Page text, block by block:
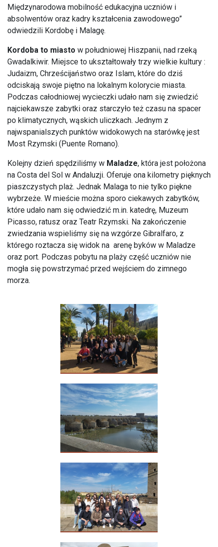
Międzynarodowa mobilność edukacyjna uczniów i
absolwentów oraz kadry kształcenia zawodowego”
odwiedzili Kordobę i Malagę.
Kordoba to miasto w południowej Hiszpanii, nad rzeką
Gwadalkiwir. Miejsce to ukształtowały trzy wielkie kultury :
Judaizm, Chrześcijaństwo oraz Islam, które do dziś
odciskają swoje piętno na lokalnym kolorycie miasta.
Podczas całodniowej wycieczki udało nam się zwiedzić
najciekawsze zabytki oraz starczyło też czasu na spacer
po klimatycznych, wąskich uliczkach. Jednym z
najwspanialszych punktów widokowych na starówkę jest
Most Rzymski (Puente Romano).
Kolejny dzień spędziliśmy w Maladze, która jest położona
na Costa del Sol w Andaluzji. Oferuje ona kilometry pięknych
piaszczystych plaż. Jednak Malaga to nie tylko piękne
wybrzeże. W mieście można sporo ciekawych zabytków,
które udało nam się odwiedzić m.in. katedrę, Muzeum
Picasso, ratusz oraz Teatr Rzymski. Na zakończenie
zwiedzania wspieliśmy się na wzgórze Gibralfaro, z
którego roztacza się widok na arenę byków w Maladze
oraz port. Podczas pobytu na plaży część uczniów nie
mogła się powstrzymać przed wejściem do zimnego
morza.